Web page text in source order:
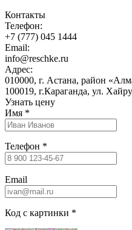
Контакты
Телефон:
+7 (777) 045 1444
Email:
info@reschke.ru
Адрес:
010000, г. Астана, район
100019, г.Караганда, ул.
Узнать цену
Имя *
Телефон *
Email
Код с картинки *